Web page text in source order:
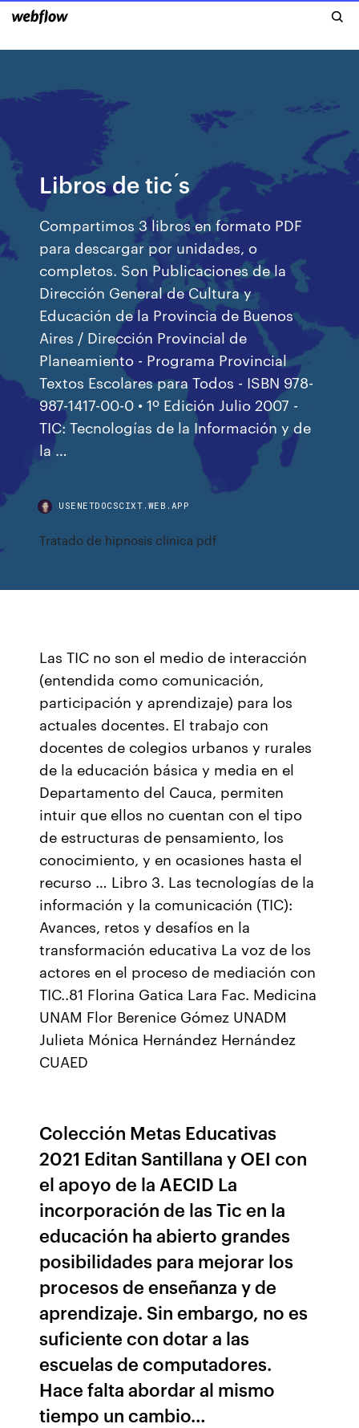
Libros de tic ́s
Compartimos 3 libros en formato PDF
para descargar por unidades, o
completos. Son Publicaciones de la
Dirección General de Cultura y
Educación de la Provincia de Buenos
Aires / Dirección Provincial de
Planeamiento - Programa Provincial
Textos Escolares para Todos - ISBN 978-
987-1417-00-0 • 1º Edición Julio 2007 -
TIC: Tecnologías de la Información y de
la …
USENETDOCSCIXT.WEB.APP
Tratado de hipnosis clinica pdf
Las TIC no son el medio de interacción
(entendida como comunicación,
participación y aprendizaje) para los
actuales docentes. El trabajo con
docentes de colegios urbanos y rurales
de la educación básica y media en el
Departamento del Cauca, permiten
intuir que ellos no cuentan con el tipo
de estructuras de pensamiento, los
conocimiento, y en ocasiones hasta el
recurso … Libro 3. Las tecnologías de la
información y la comunicación (TIC):
Avances, retos y desafíos en la
transformación educativa La voz de los
actores en el proceso de mediación con
TIC..81 Florina Gatica Lara Fac. Medicina
UNAM Flor Berenice Gómez UNADM
Julieta Mónica Hernández Hernández
CUAED
Colección Metas Educativas
2021 Editan Santillana y OEI con
el apoyo de la AECID La
incorporación de las Tic en la
educación ha abierto grandes
posibilidades para mejorar los
procesos de enseñanza y de
aprendizaje. Sin embargo, no es
suficiente con dotar a las
escuelas de computadores.
Hace falta abordar al mismo
tiempo un cambio…